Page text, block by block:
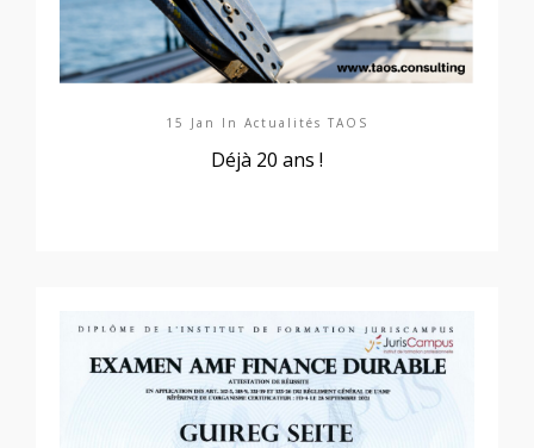
15 Jan In Actualités TAOS
Déjà 20 ans !